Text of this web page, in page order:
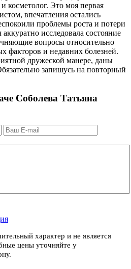
косметолог. Это моя первая
впечатления остались
проблемы роста и потери
исследовала состояние
вопросы относительно
факторов и недавних болезней.
дружеской манере, даны
запишусь на повторный
Соболева Татьяна
характер и не является
цены уточняйте у